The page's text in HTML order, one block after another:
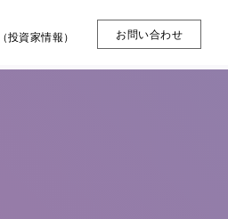
（投資家情報） お問い合わせ